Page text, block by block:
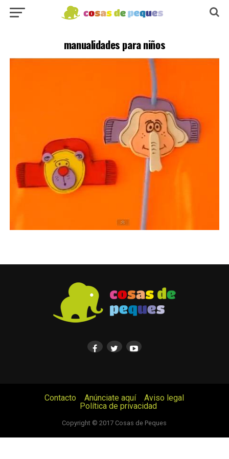
manualidades para niños
Contacto Anúnciate aquí
Aviso legal
Política de privacidad
Copyright © 2017 Cosas de Peques